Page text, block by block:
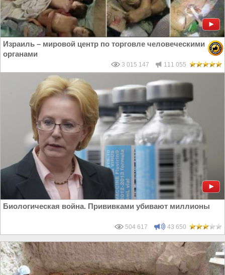
Израиль – мировой центр по торговле человеческими
органами
3 015 147 111 055
Биологическая война. Прививками убивают миллионы
504 617 43 650